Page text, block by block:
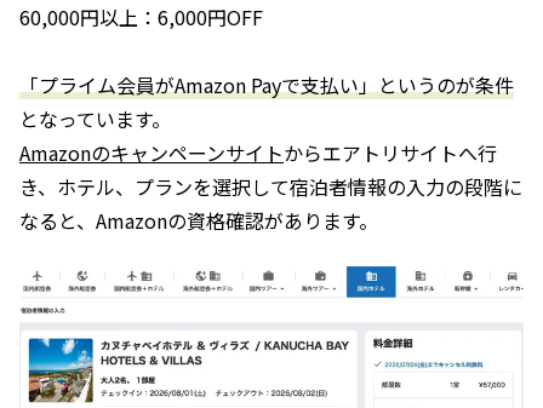
60,000円以上：6,000円OFF
「プライム会員がAmazon Payで支払い」というのが条件
となっています。
Amazonのキャンペーンサイトからエアトリサイトへ行
き、ホテル、プランを選択して宿泊者情報の入力の段階に
なると、Amazonの資格確認があります。